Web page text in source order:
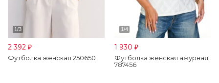
2 392 ₽
Футболка женская 250650
1 930 ₽
Футболка женская ажурная
787456